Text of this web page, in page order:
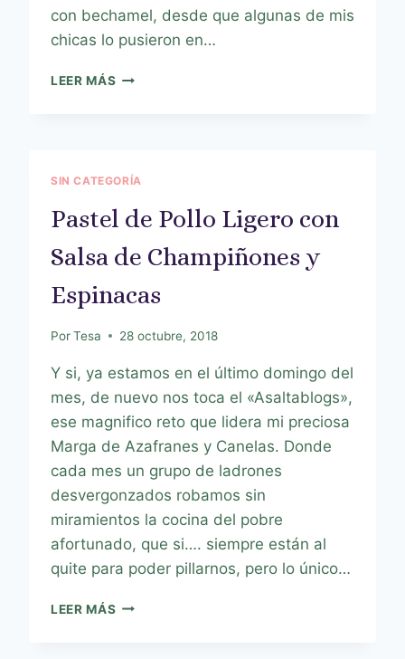
con bechamel, desde que algunas de mis
chicas lo pusieron en…
LEER MÁS
SIN CATEGORÍA
Pastel de Pollo Ligero con
Salsa de Champiñones y
Espinacas
PorTesa 28 octubre, 2018
Y si, ya estamos en el último domingo del
mes, de nuevo nos toca el «Asaltablogs»,
ese magnifico reto que lidera mi preciosa
Marga de Azafranes y Canelas. Donde
cada mes un grupo de ladrones
desvergonzados robamos sin
miramientos la cocina del pobre
afortunado, que si…. siempre están al
quite para poder pillarnos, pero lo único…
LEER MÁS